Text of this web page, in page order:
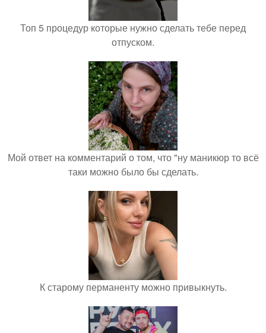
Топ 5 процедур которые нужно сделать тебе перед
отпуском.
Мой ответ на комментарий о том, что "ну маникюр то всё
таки можно было бы сделать.
К старому перманенту можно привыкнуть.